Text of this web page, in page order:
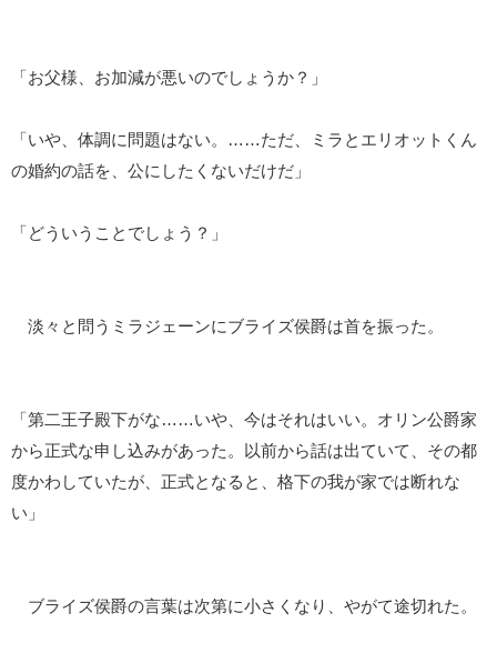
「お父様、お加減が悪いのでしょうか？」
「いや、体調に問題はない。……ただ、ミラとエリオットくん
の婚約の話を、公にしたくないだけだ」
「どういうことでしょう？」
淡々と問うミラジェーンにブライズ侯爵は首を振った。
「第二王子殿下がな……いや、今はそれはいい。オリン公爵家
から正式な申し込みがあった。以前から話は出ていて、その都
度かわしていたが、正式となると、格下の我が家では断れな
い」
ブライズ侯爵の言葉は次第に小さくなり、やがて途切れた。